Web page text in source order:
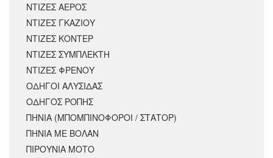
ΝΤΙΖΕΣ ΑΕΡΟΣ
ΝΤΙΖΕΣ ΓΚΑΖΙΟΥ
ΝΤΙΖΕΣ ΚΟΝΤΕΡ
ΝΤΙΖΕΣ ΣΥΜΠΛΕΚΤΗ
ΝΤΙΖΕΣ ΦΡΕΝΟΥ
ΟΔΗΓΟΙ ΑΛΥΣΙΔΑΣ
ΟΔΗΓΟΣ ΡΟΠΗΣ
ΠΗΝΙΑ (ΜΠΟΜΠΙΝΟΦΟΡΟΙ / ΣΤΑΤΟΡ)
ΠΗΝΙΑ ΜΕ ΒΟΛΑΝ
ΠΙΡΟΥΝΙΑ ΜΟΤΟ